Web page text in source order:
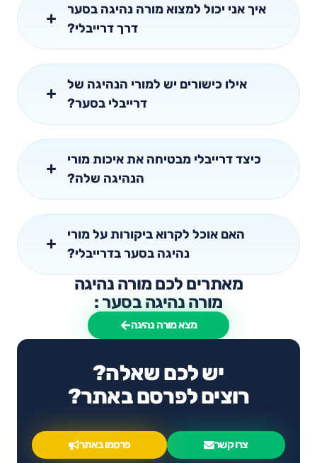
איך אני יכול למצוא מורה נהיגה בסער
דרך דרייבלי?
אילו כישורים יש למורי הנהיגה של
דרייבלי בסער?
כיצד דרייבלי מבטיחה את איכות מורי
הנהיגה שלה?
האם אוכל לקרוא ביקורות על מורי
נהיגה בסער בדרייבלי?
מאתרים לכם מורה נהיגה
מורה נהיגה בסער :
מצא מורה נהיגה
יש לכם שאלה?
רוצים לפרסם באתר?
צרו קשר פרסמו באתר